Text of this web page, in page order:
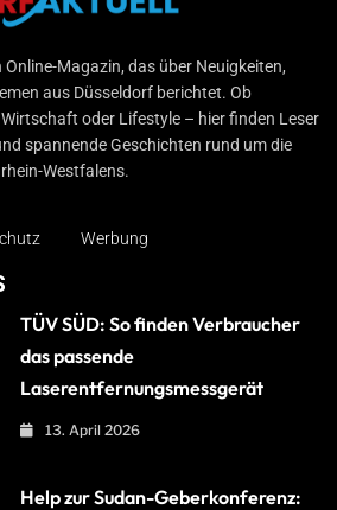
Magazin, das über Neuigkeiten,
aus Düsseldorf berichtet. Ob
oder Lifestyle – hier finden Leser
spannende Geschichten rund um die
Westfalens.
Werbung
TÜV SÜD: So finden Verbraucher
das passende
Laserentfernungsmessgerät
13. April 2026
Help zur Sudan-Geberkonferenz: